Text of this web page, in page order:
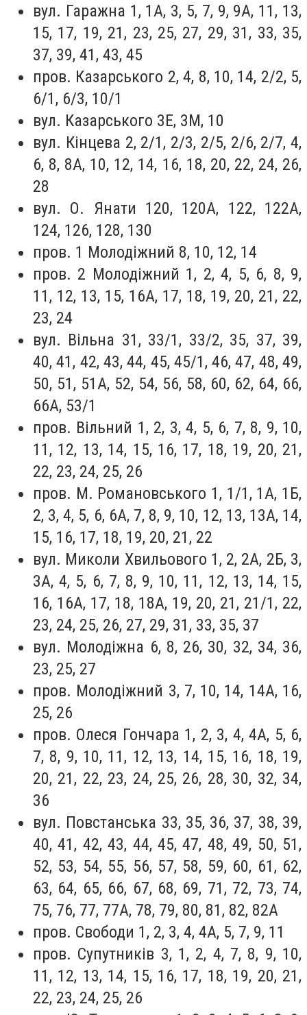
вул. Гаражна 1, 1А, 3, 5, 7, 9, 9А, 11, 13,
15, 17, 19, 21, 23, 25, 27, 29, 31, 33, 35,
37, 39, 41, 43, 45
пров. Казарського 2, 4, 8, 10, 14, 2/2, 5,
6/1, 6/3, 10/1
вул. Казарського 3Е, 3М, 10
вул. Кінцева 2, 2/1, 2/3, 2/5, 2/6, 2/7, 4,
6, 8, 8А, 10, 12, 14, 16, 18, 20, 22, 24, 26,
28
вул. О. Янати 120, 120А, 122, 122А,
124, 126, 128, 130
пров. 1 Молодіжний 8, 10, 12, 14
пров. 2 Молодіжний 1, 2, 4, 5, 6, 8, 9,
11, 12, 13, 15, 16А, 17, 18, 19, 20, 21, 22,
23, 24
вул. Вільна 31, 33/1, 33/2, 35, 37, 39,
40, 41, 42, 43, 44, 45, 45/1, 46, 47, 48, 49,
50, 51, 51А, 52, 54, 56, 58, 60, 62, 64, 66,
66А, 53/1
пров. Вільний 1, 2, 3, 4, 5, 6, 7, 8, 9, 10,
11, 12, 13, 14, 15, 16, 17, 18, 19, 20, 21,
22, 23, 24, 25, 26
пров. М. Романовського 1, 1/1, 1А, 1Б,
2, 3, 4, 5, 6, 6А, 7, 8, 9, 10, 12, 13, 13А, 14,
15, 16, 17, 18, 19, 20, 21, 22
вул. Миколи Хвильового 1, 2, 2А, 2Б, 3,
3А, 4, 5, 6, 7, 8, 9, 10, 11, 12, 13, 14, 15,
16, 16А, 17, 18, 18А, 19, 20, 21, 21/1, 22,
23, 24, 25, 26, 27, 29, 31, 33, 35, 37
вул. Молодіжна 6, 8, 26, 30, 32, 34, 36,
23, 25, 27
пров. Молодіжний 3, 7, 10, 14, 14А, 16,
25, 26
пров. Олеся Гончара 1, 2, 3, 4, 4А, 5, 6,
7, 8, 9, 10, 11, 12, 13, 14, 15, 16, 18, 19,
20, 21, 22, 23, 24, 25, 26, 28, 30, 32, 34,
36
вул. Повстанська 33, 35, 36, 37, 38, 39,
40, 41, 42, 43, 44, 45, 47, 48, 49, 50, 51,
52, 53, 54, 55, 56, 57, 58, 59, 60, 61, 62,
63, 64, 65, 66, 67, 68, 69, 71, 72, 73, 74,
75, 76, 77, 77А, 78, 79, 80, 81, 82, 82А
пров. Свободи 1, 2, 3, 4, 4А, 5, 7, 9, 11
пров. Супутників 3, 1, 2, 4, 7, 8, 9, 10,
11, 12, 13, 14, 15, 16, 17, 18, 19, 20, 21,
22, 23, 24, 25, 26